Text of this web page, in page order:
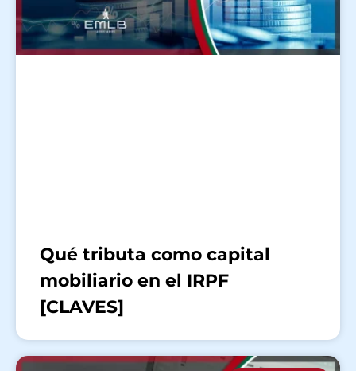
Qué tributa como capital
mobiliario en el IRPF
[CLAVES]